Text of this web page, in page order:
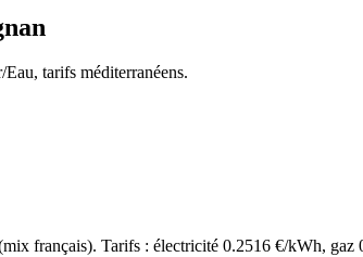
tarifs méditerranéens.
français). Tarifs : électricité 0.2516 €/kWh, gaz